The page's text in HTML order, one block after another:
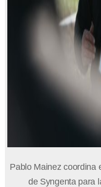
Pablo Mainez coordina
de Syngenta para